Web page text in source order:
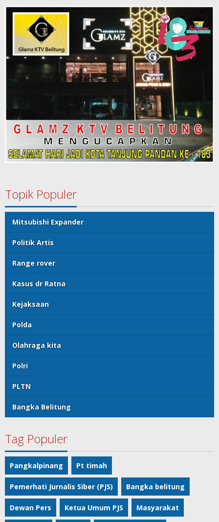
Topik Populer
Mitsubishi Expander
Politik Artis
Range rover
Kasus dr Ratna
Kejaksaan
Polda
Olahraga kita
Polri
PLTN
Bangka Belitung
Tag Populer
Pangkalpinang Pt timah
Pemerhati Jurnalis Siber (PJS) Bangka belitung
Dewan Pers Ketua Umum PJS Masyarakat